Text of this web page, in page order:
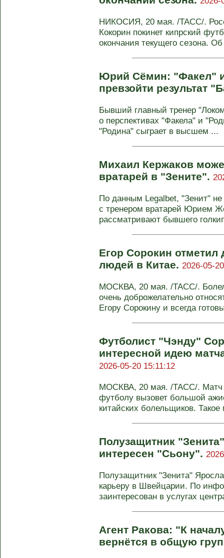
НИКОСИЯ, 20 мая. /ТАСС/.
Кокорин покинет кипрский
окончания текущего сезона.
Юрий Сёмин: "Факел"
превзойти результат
Бывший главный тренер
о перспективах "Факела" и
"Родина" сыграет в высшем ...
Михаил Кержаков
вратарей в "Зените".
По данным Legalbet, "Зенит" не
с тренером вратарей Юрием
рассматривают бывшего
Егор Сорокин отметил
людей в Китае. 2026-05-
МОСКВА, 20 мая. /ТАСС/.
очень доброжелательно
Егору Сорокину и всегда
Футболист "Чэнду"
интересной идею
2026-05-20 15:11:12
МОСКВА, 20 мая. /ТАСС/. Матч
футболу вызовет большой
китайских болельщиков.
Полузащитник
интересен "Сьону".
Полузащитник "Зенита"
карьеру в Швейцарии. По
заинтересован в услугах
Агент Ракова: "К
вернётся в общую